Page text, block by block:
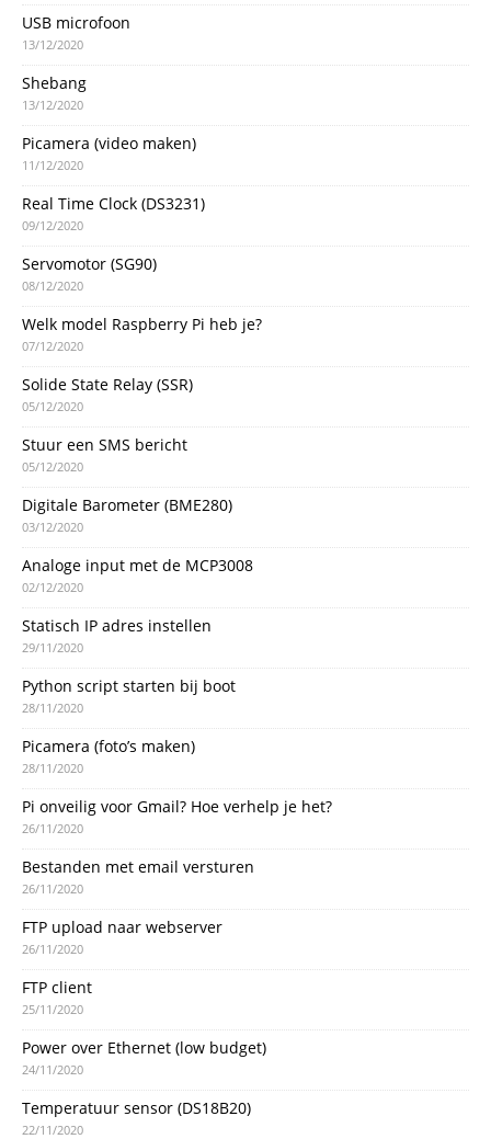
USB microfoon
13/12/2020
Shebang
13/12/2020
Picamera (video maken)
11/12/2020
Real Time Clock (DS3231)
09/12/2020
Servomotor (SG90)
08/12/2020
Welk model Raspberry Pi heb je?
07/12/2020
Solide State Relay (SSR)
05/12/2020
Stuur een SMS bericht
05/12/2020
Digitale Barometer (BME280)
03/12/2020
Analoge input met de MCP3008
02/12/2020
Statisch IP adres instellen
29/11/2020
Python script starten bij boot
28/11/2020
Picamera (foto’s maken)
28/11/2020
Pi onveilig voor Gmail? Hoe verhelp je het?
26/11/2020
Bestanden met email versturen
26/11/2020
FTP upload naar webserver
26/11/2020
FTP client
25/11/2020
Power over Ethernet (low budget)
24/11/2020
Temperatuur sensor (DS18B20)
22/11/2020